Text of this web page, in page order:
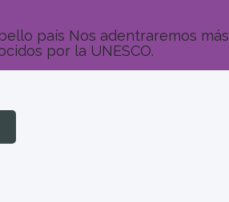
país Nos adentraremos más
por la UNESCO.